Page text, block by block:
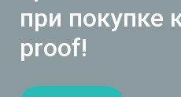
при покупке
proof!